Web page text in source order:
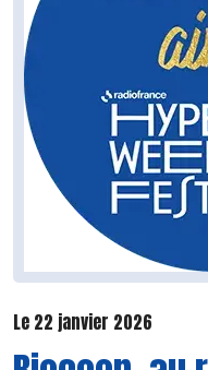
Le 22 janvier 2026